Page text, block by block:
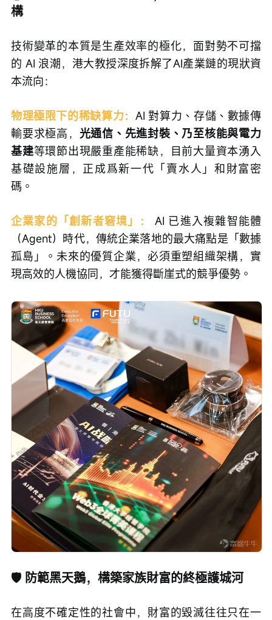
構
技術變革的本質是生產效率的極化，面對勢不可擋
的 AI 浪潮，港大教授深度拆解了AI產業鏈的現狀資
本流向：
物理極限下的稀缺算力： AI 對算力、存儲、數據傳
輸要求極高， 光通信、先進封裝、乃至核能與電力
基建等環節出現嚴重產能稀缺，目前大量資本湧入
基礎設施層，正成爲新一代「賣水人」和財富密
碼。
企業家的「創新者窘境」：
AI 已進入複雜智能體
（Agent）時代，傳統企業落地的最大痛點是「數據
孤島」。未來的優質企業，必須重塑組織架構，實
現高效的人機協同，才能獲得斷崖式的競爭優勢。
🛡️ 防範黑天鵝，構築家族財富的終極護城河
在高度不確定性的社會中，財富的毀滅往往只在一